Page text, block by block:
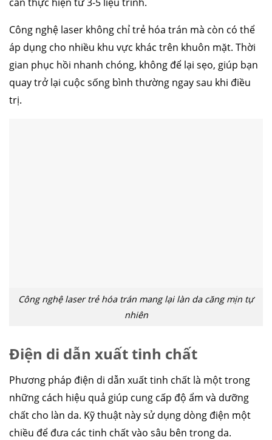
Công nghệ laser không chỉ trẻ hóa trán mà còn có thể
áp dụng cho nhiều khu vực khác trên khuôn mặt. Thời
gian phục hồi nhanh chóng, không để lại sẹo, giúp bạn
quay trở lại cuộc sống bình thường ngay sau khi điều
trị.
Công nghệ laser trẻ hóa trán mang lại làn da căng mịn tự
nhiên
Điện di dẫn xuất tinh chất
Phương pháp điện di dẫn xuất tinh chất là một trong
những cách hiệu quả giúp cung cấp độ ẩm và dưỡng
chất cho làn da. Kỹ thuật này sử dụng dòng điện một
chiều để đưa các tinh chất vào sâu bên trong da.